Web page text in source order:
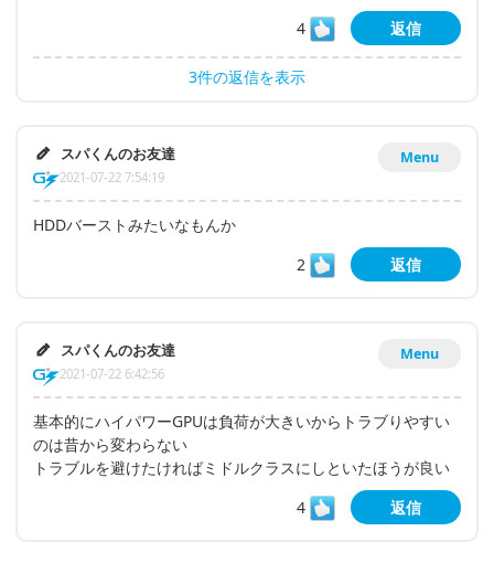
4
返信
3件の返信を表示
Menu
スパくんのお友達
2021-07-22 7:54:19
HDDバーストみたいなもんか
2
返信
Menu
スパくんのお友達
2021-07-22 6:42:56
基本的にハイパワーGPUは負荷が大きいからトラブりやすい
のは昔から変わらない
トラブルを避けたければミドルクラスにしといたほうが良い
4
返信